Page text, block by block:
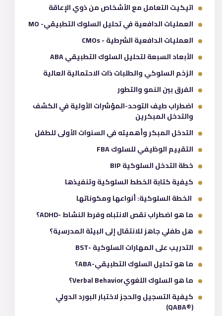
اتيكيت التعامل مع الأشخاص من ذوي الإعاقة
العمليات الدافعية في تحليل السلوك التطبيقي- MO
العمليات الدافعية الشرطية - CMOs
الأبعاد السبعة لتحليل السلوك التطبيقي ABA
الزخم السلوكي والطلبات ذات الاحتمالية العالية
الفرق بين النمو والتطور
اضطراب طيف التوحد-المؤشرات الأولية في الكشف
والتدخل المبكرين
التدخل المبكر وأهميته في السنوات الأولى للطفل
التقييم الوظيفي للسلوك FBA
خطة التدخل السلوكية BIP
كيفية كتابة الخطط السلوكية وتنفيذها
الخطة السلوكية: أنواعها ومكوناتها
ما هو اضطراب نقص الانتباه وفرط النشاط -ADHD؟
هل طفلي جاهز للانتقال إلى البيئة المدرسية؟
التدريب على المهارات السلوكية -BST
ما هو تحليل السلوك التطبيقي-ABA؟
ما هو السلوك اللغويVerbal Behavior؟
كيفية التسجيل والحجز لاختبار البورد الدولي
(®QABA)